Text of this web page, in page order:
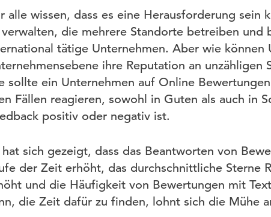
alle wissen, dass es eine Herausforderung sein
die mehrere Standorte betreiben und
tätige Unternehmen. Aber wie können
ihre Reputation an
sollte ein Unternehmen auf Online
Fällen reagieren, sowohl in Guten als auch in
positiv oder negativ ist.
hat sich gezeigt, dass das Beantworten von
der Zeit erhöht, das durchschnittliche Sterne
und die Häufigkeit von Bewertungen mit
die Zeit dafür zu finden, lohnt sich die Mühe